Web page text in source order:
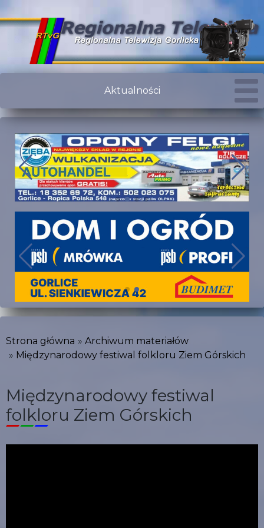
Aktualności
Strona główna
Archiwum materiałów
Międzynarodowy festiwal folkloru Ziem Górskich
Międzynarodowy festiwal
folkloru Ziem Górskich